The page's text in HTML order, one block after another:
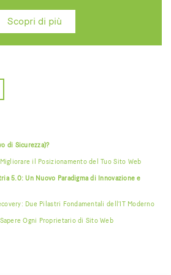
Scopri di più
di Sicurezza)?
il Posizionamento del Tuo Sito Web
5.0: Un Nuovo Paradigma di Innovazione e
Due Pilastri Fondamentali dell’IT Moderno
Ogni Proprietario di Sito Web